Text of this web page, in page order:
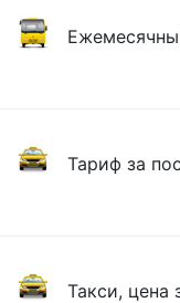
Тариф за
Такси, цена